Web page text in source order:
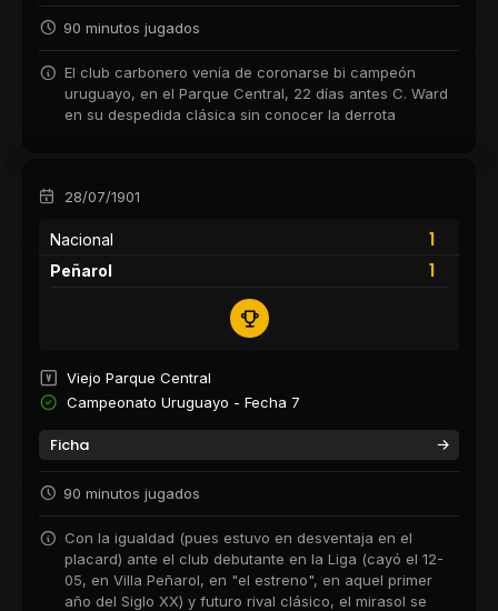
90 minutos jugados
El club carbonero venía de coronarse bi campeón
uruguayo, en el Parque Central, 22 días antes C. Ward
en su despedida clásica sin conocer la derrota
28/07/1901
Nacional
1
1
Peñarol
Viejo Parque Central
Campeonato Uruguayo - Fecha 7
Ficha
90 minutos jugados
Con la igualdad (pues estuvo en desventaja en el
placard) ante el club debutante en la Liga (cayó el 12-
05, en Villa Peñarol, en "el estreno", en aquel primer
año del Siglo XX) y futuro rival clásico, el mirasol se